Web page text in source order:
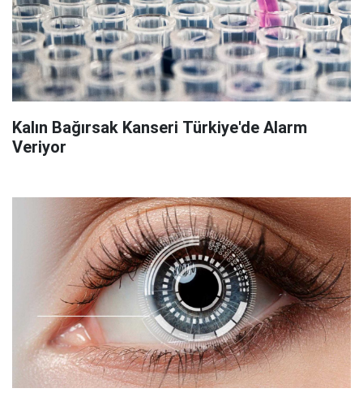
Kalın Bağırsak Kanseri Türkiye'de Alarm
Veriyor